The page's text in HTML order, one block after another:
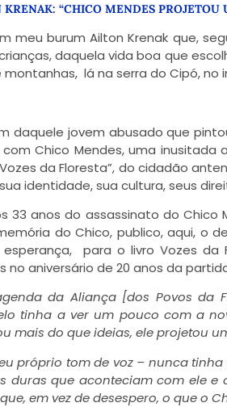
KRENAK: “CHICO MENDES PROJETOU
meu burum Ailton Krenak que,
daquela vida boa que
lá na serra do Cipó, no
daquele jovem abusado que
Chico Mendes, uma inusitada
da Floresta”, do cidadão
identidade, sua cultura, seus
33 anos do assassinato do Chico
do Chico, publico, aqui, o
para o livro Vozes da
aniversário de 20 anos da
da Aliança [dos Povos
tinha a ver um pouco com a
mais do que ideias, ele projetou
próprio tom de voz – nunca
duras que aconteciam com ele e
em vez de desespero, o que o